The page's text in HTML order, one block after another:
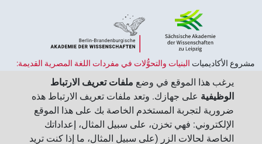
مشروع الأكاديميات ‏ البنيات والتحوُّلات في مفردات اللغة المصرية القديمة:
الممول من قبل الحكومة الاتحادية وحكومات الولايات بجمهورية ألمانيا
الاتحادية، وهو يهدف إلى الحفاظ على تراثنا الثقافي واسترجاعه واستكشافه.
يُنسَّق البرنامج من قِبلاتحاد الأكاديميات الألمانية للعلوم والإنسانيات‏.
يرغب هذا الموقع في وضع ملفات تعريف الارتباط
الوظيفية على جهازك. وتعد ملفات تعريف الارتباط هذه
ضرورية لتجربة المستخدم الخاصة بك على هذا الموقع
الإلكتروني: فهي تخزن، على سبيل المثال، إعداداتك
الخاصة لحالات الزر (على سبيل المثال، ما إذا كنت تريد